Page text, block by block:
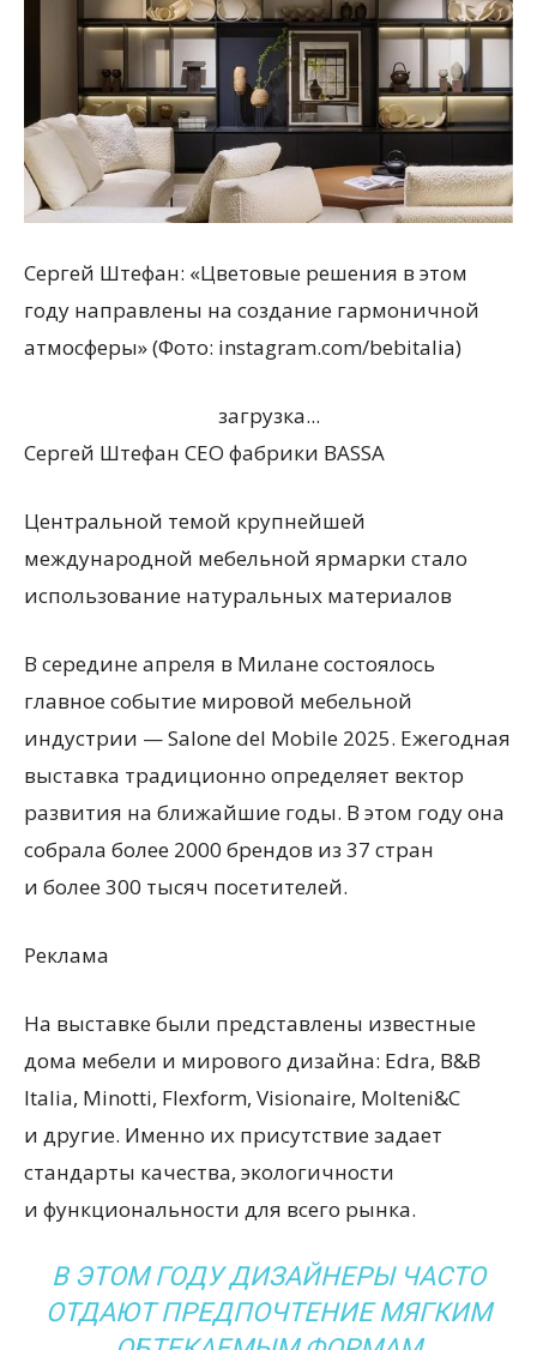
Сергей Штефан: «Цветовые решения в этом
году направлены на создание гармоничной
атмосферы» (Фото: instagram.com/bebitalia)
загрузка...
Сергей Штефан CEO фабрики BASSA
Центральной темой крупнейшей
международной мебельной ярмарки стало
использование натуральных материалов
В середине апреля в Милане состоялось
главное событие мировой мебельной
индустрии — Salone del Mobile 2025. Ежегодная
выставка традиционно определяет вектор
развития на ближайшие годы. В этом году она
собрала более 2000 брендов из 37 стран
и более 300 тысяч посетителей.
Реклама
На выставке были представлены известные
дома мебели и мирового дизайна: Edra, B&B
Italia, Minotti, Flexform, Visionaire, Molteni&C
и другие. Именно их присутствие задает
стандарты качества, экологичности
и функциональности для всего рынка.
В ЭТОМ ГОДУ ДИЗАЙНЕРЫ ЧАСТО
ОТДАЮТ ПРЕДПОЧТЕНИЕ МЯГКИМ